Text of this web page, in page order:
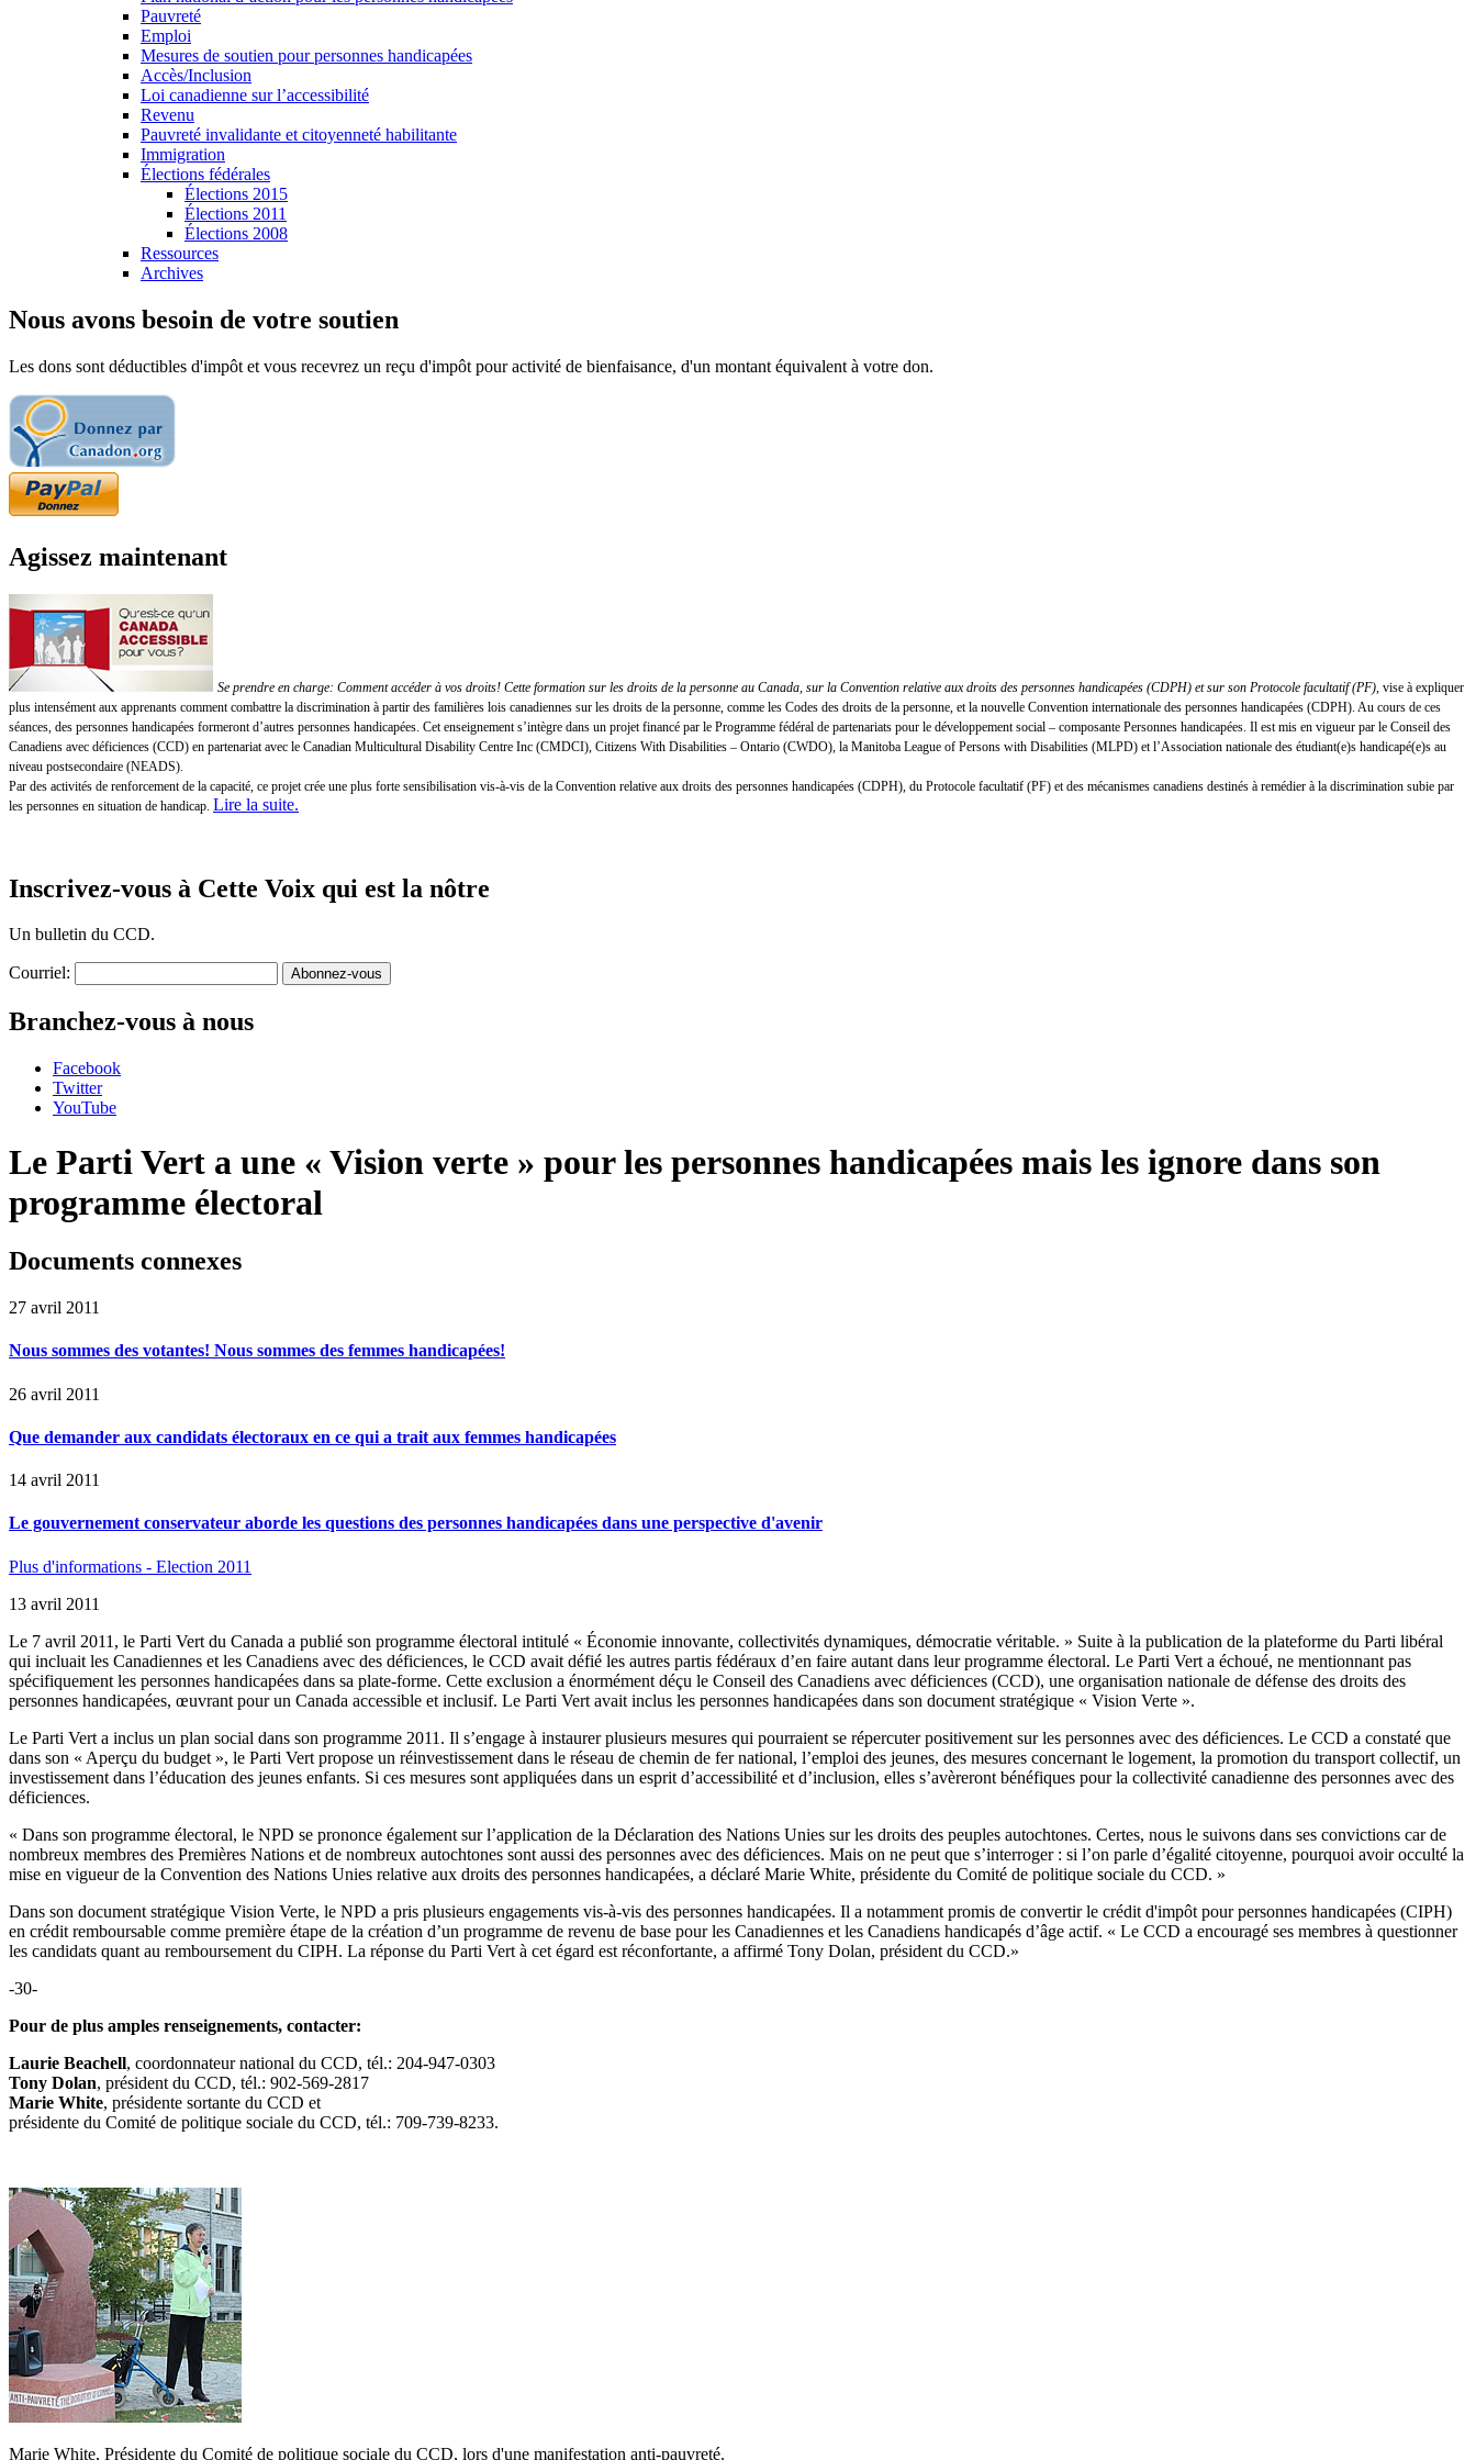
Pauvreté
Emploi
Mesures de soutien pour personnes handicapées
Accès/Inclusion
Loi canadienne sur l’accessibilité
Revenu
Pauvreté invalidante et citoyenneté habilitante
Immigration
Élections fédérales
Élections 2015
Élections 2011
Élections 2008
Ressources
Archives
Nous avons besoin de votre soutien
Les dons sont déductibles d'impôt et vous recevrez un reçu d'impôt pour activité de bienfaisance, d'un montant équivalent à votre don.
Agissez maintenant
Se prendre en charge: Comment accéder à vos droits! Cette formation sur les droits de la personne au Canada, sur la Convention relative aux droits des personnes handicapées (CDPH) et sur son Protocole facultatif (PF) , vise à expliquer
plus intensément aux apprenants comment combattre la discrimination à partir des familières lois canadiennes sur les droits de la personne, comme les Codes des droits de la personne, et la nouvelle Convention internationale des personnes handicapées (CDPH). Au cours de ces
séances, des personnes handicapées formeront d’autres personnes handicapées. Cet enseignement s’intègre dans un projet financé par le Programme fédéral de partenariats pour le développement social – composante Personnes handicapées. Il est mis en vigueur par le Conseil des
Canadiens avec déficiences (CCD) en partenariat avec le Canadian Multicultural Disability Centre Inc (CMDCI), Citizens With Disabilities – Ontario (CWDO), la Manitoba League of Persons with Disabilities (MLPD) et l’Association nationale des étudiant(e)s handicapé(e)s au
niveau postsecondaire (NEADS).
Par des activités de renforcement de la capacité, ce projet crée une plus forte sensibilisation vis-à-vis de la Convention relative aux droits des personnes handicapées (CDPH), du Protocole facultatif (PF) et des mécanismes canadiens destinés à remédier à la discrimination subie par
les personnes en situation de handicap. Lire la suite.
Inscrivez-vous à Cette Voix qui est la nôtre
Un bulletin du CCD.
Courriel:
Branchez-vous à nous
Facebook
Twitter
YouTube
Le Parti Vert a une « Vision verte » pour les personnes handicapées mais les ignore dans son
programme électoral
Documents connexes
27 avril 2011
Nous sommes des votantes! Nous sommes des femmes handicapées!
26 avril 2011
Que demander aux candidats électoraux en ce qui a trait aux femmes handicapées
14 avril 2011
Le gouvernement conservateur aborde les questions des personnes handicapées dans une perspective d'avenir
Plus d'informations - Election 2011
13 avril 2011
Le 7 avril 2011, le Parti Vert du Canada a publié son programme électoral intitulé « Économie innovante, collectivités dynamiques, démocratie véritable. » Suite à la publication de la plateforme du Parti libéral
qui incluait les Canadiennes et les Canadiens avec des déficiences, le CCD avait défié les autres partis fédéraux d’en faire autant dans leur programme électoral. Le Parti Vert a échoué, ne mentionnant pas
spécifiquement les personnes handicapées dans sa plate-forme. Cette exclusion a énormément déçu le Conseil des Canadiens avec déficiences (CCD), une organisation nationale de défense des droits des
personnes handicapées, œuvrant pour un Canada accessible et inclusif. Le Parti Vert avait inclus les personnes handicapées dans son document stratégique « Vision Verte ».
Le Parti Vert a inclus un plan social dans son programme 2011. Il s’engage à instaurer plusieurs mesures qui pourraient se répercuter positivement sur les personnes avec des déficiences. Le CCD a constaté que
dans son « Aperçu du budget », le Parti Vert propose un réinvestissement dans le réseau de chemin de fer national, l’emploi des jeunes, des mesures concernant le logement, la promotion du transport collectif, un
investissement dans l’éducation des jeunes enfants. Si ces mesures sont appliquées dans un esprit d’accessibilité et d’inclusion, elles s’avèreront bénéfiques pour la collectivité canadienne des personnes avec des
déficiences.
« Dans son programme électoral, le NPD se prononce également sur l’application de la Déclaration des Nations Unies sur les droits des peuples autochtones. Certes, nous le suivons dans ses convictions car de
nombreux membres des Premières Nations et de nombreux autochtones sont aussi des personnes avec des déficiences. Mais on ne peut que s’interroger : si l’on parle d’égalité citoyenne, pourquoi avoir occulté la
mise en vigueur de la Convention des Nations Unies relative aux droits des personnes handicapées, a déclaré Marie White, présidente du Comité de politique sociale du CCD. »
Dans son document stratégique Vision Verte, le NPD a pris plusieurs engagements vis-à-vis des personnes handicapées. Il a notamment promis de convertir le crédit d'impôt pour personnes handicapées (CIPH)
en crédit remboursable comme première étape de la création d’un programme de revenu de base pour les Canadiennes et les Canadiens handicapés d’âge actif. « Le CCD a encouragé ses membres à questionner
les candidats quant au remboursement du CIPH. La réponse du Parti Vert à cet égard est réconfortante, a affirmé Tony Dolan, président du CCD.»
-30-
Pour de plus amples renseignements, contacter:
Laurie Beachell, coordonnateur national du CCD, tél.: 204-947-0303
Tony Dolan, président du CCD, tél.: 902-569-2817
Marie White, présidente sortante du CCD et
présidente du Comité de politique sociale du CCD, tél.: 709-739-8233.
Marie White, Présidente du Comité de politique sociale du CCD, lors d'une manifestation anti-pauvreté.